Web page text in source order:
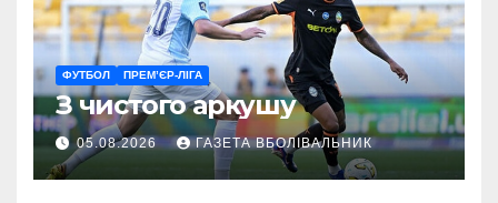
ФУТБОЛ ПРЕМ’ЄР-ЛІГА
З чистого аркушу
05.08.2026 ГАЗЕТА ВБОЛІВАЛЬНИК